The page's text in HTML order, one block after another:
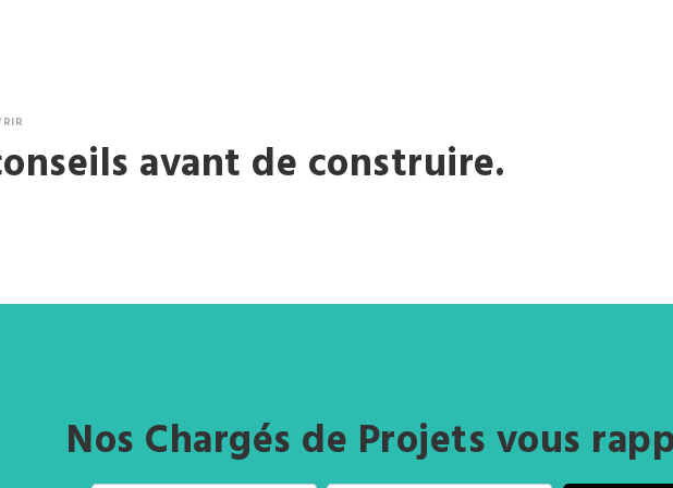
avant de construire.
Nos Chargés de Projets vous